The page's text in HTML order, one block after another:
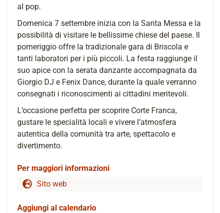
al pop.
Domenica 7 settembre inizia con la Santa Messa e la
possibilità di visitare le bellissime chiese del paese. Il
pomeriggio offre la tradizionale gara di Briscola e
tanti laboratori per i più piccoli. La festa raggiunge il
suo apice con la serata danzante accompagnata da
Giorgio DJ e Fenix Dance, durante la quale verranno
consegnati i riconoscimenti ai cittadini meritevoli.
L’occasione perfetta per scoprire Corte Franca,
gustare le specialità locali e vivere l’atmosfera
autentica della comunità tra arte, spettacolo e
divertimento.
Per maggiori informazioni
Sito web
Aggiungi al calendario